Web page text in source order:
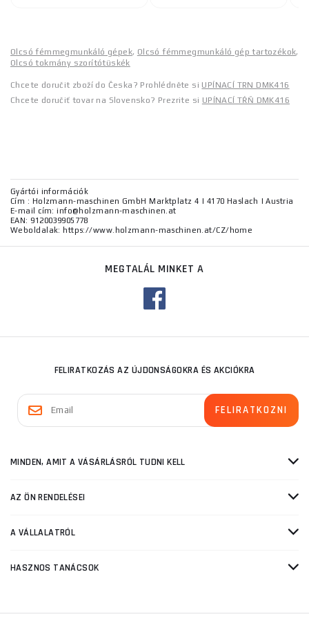
Olcsó fémmegmunkáló gépek, Olcsó fémmegmunkáló gép tartozékok,
Olcsó tokmány szorítótüskék
Chcete doručit zboží do Česka? Prohlédněte si UPÍNACÍ TRN DMK416
Chcete doručiť tovar na Slovensko? Prezrite si UPÍNACÍ TŔŇ DMK416
Gyártói információk
Cím : Holzmann-maschinen GmbH Marktplatz 4 | 4170 Haslach | Austria
E-mail cím: info@holzmann-maschinen.at
EAN: 9120039905778
Weboldalak: https://www.holzmann-maschinen.at/CZ/home
MEGTALÁL MINKET A
FELIRATKOZÁS AZ ÚJDONSÁGOKRA ÉS AKCIÓKRA
MINDEN, AMIT A VÁSÁRLÁSRÓL TUDNI KELL
AZ ÖN RENDELÉSEI
A VÁLLALATRÓL
HASZNOS TANÁCSOK